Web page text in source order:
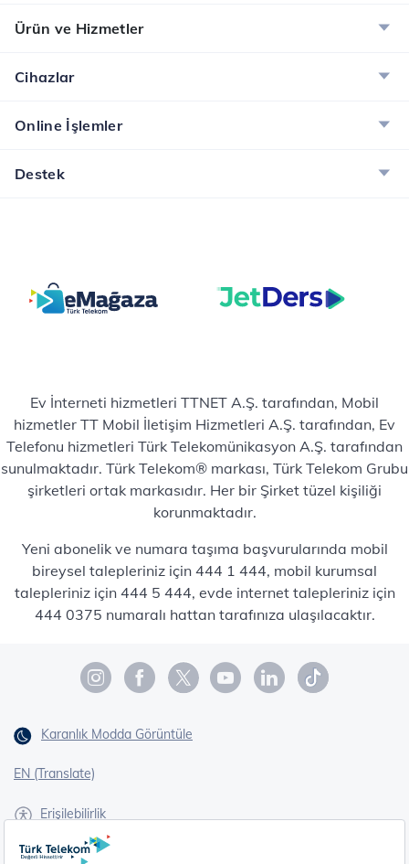
Ürün ve Hizmetler
Cihazlar
Online İşlemler
Destek
Ev İnterneti hizmetleri TTNET A.Ş. tarafından, Mobil
hizmetler TT Mobil İletişim Hizmetleri A.Ş. tarafından, Ev
Telefonu hizmetleri Türk Telekomünikasyon A.Ş. tarafından
sunulmaktadır. Türk Telekom® markası, Türk Telekom Grubu
şirketleri ortak markasıdır. Her bir Şirket tüzel kişiliği
korunmaktadır.
Yeni abonelik ve numara taşıma başvurularında mobil
bireysel talepleriniz için 444 1 444, mobil kurumsal
talepleriniz için 444 5 444, evde internet talepleriniz için
444 0375 numaralı hattan tarafınıza ulaşılacaktır.
Karanlık Modda Görüntüle
EN (Translate)
Erişilebilirlik
İşaret Dili Çevirisi